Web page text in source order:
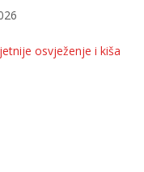
osvježenje i kiša